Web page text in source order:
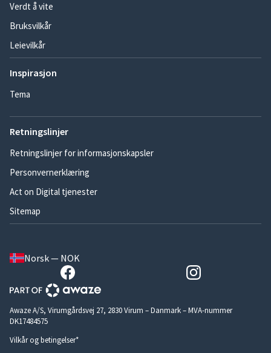
Verdt å vite
Bruksvilkår
Leievilkår
Inspirasjon
Tema
Retningslinjer
Retningslinjer for informasjonskapsler
Personvernerklæring
Act on Digital tjenester
Sitemap
Norsk — NOK
Awaze A/S, Virumgårdsvej 27, 2830 Virum – Danmark – MVA-nummer
DK17484575
Vilkår og betingelser*